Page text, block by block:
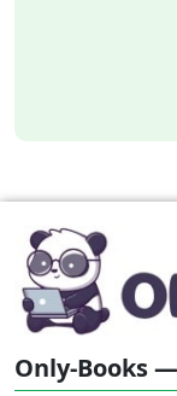
Only-Books